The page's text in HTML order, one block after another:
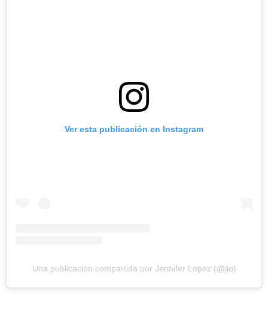
Ver esta publicación en Instagram
Una publicación compartida por Jennifer Lopez (@jlo)